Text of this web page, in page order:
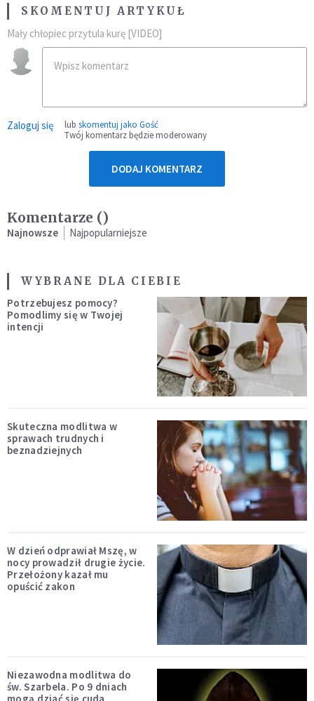
SKOMENTUJ ARTYKUŁ
Mały chłopiec przytula kurę [VIDEO]
Zaloguj się lub skomentuj jako Gość
Twój komentarz będzie moderowany
DODAJ KOMENTARZ
Komentarze ()
Najnowsze Najpopularniejsze
WYBRANE DLA CIEBIE
Potrzebujesz pomocy?
Pomodlimy się w Twojej
intencji
Skuteczna modlitwa w
sprawach trudnych i
beznadziejnych
W dzień odprawiał Mszę, w
nocy prowadził drugie życie.
Przełożony kazał mu
opuścić zakon
Niezawodna modlitwa do
św. Szarbela. Po 9 dniach